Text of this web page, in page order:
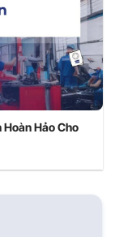
Hoàn Hảo Cho